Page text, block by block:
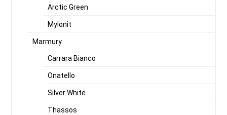
Arctic Green
Mylonit
Marmury
Carrara Bianco
Onatello
Silver White
Thassos